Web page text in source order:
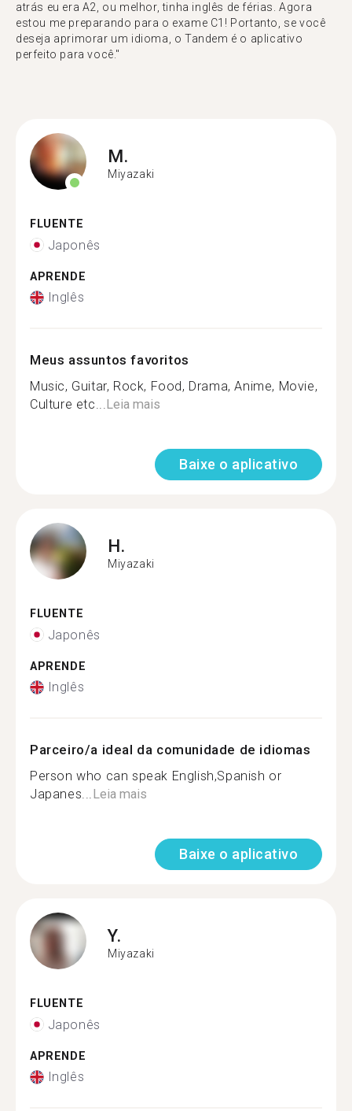
atrás eu era A2, ou melhor, tinha inglês de férias. Agora
estou me preparando para o exame C1! Portanto, se você
deseja aprimorar um idioma, o Tandem é o aplicativo
perfeito para você."
M.
Miyazaki
FLUENTE
Japonês
APRENDE
Inglês
Meus assuntos favoritos
Music, Guitar, Rock, Food, Drama, Anime, Movie,
Culture etc...Leia mais
Baixe o aplicativo
H.
Miyazaki
FLUENTE
Japonês
APRENDE
Inglês
Parceiro/a ideal da comunidade de idiomas
Person who can speak English,Spanish or
Japanes...Leia mais
Baixe o aplicativo
Y.
Miyazaki
FLUENTE
Japonês
APRENDE
Inglês